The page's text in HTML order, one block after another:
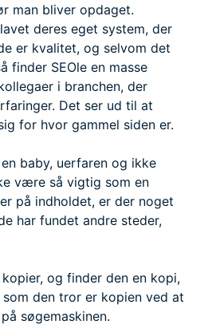
man bliver opdaget.
deres eget system, der
er kvalitet, og selvom det
finder SEOle en masse
i branchen, der
Det ser ud til at
for hvor gammel siden er.
baby, uerfaren og ikke
være så vigtig som en
på indholdet, er der noget
har fundet andre steder,
og finder den en kopi,
den tror er kopien ved at
søgemaskinen.